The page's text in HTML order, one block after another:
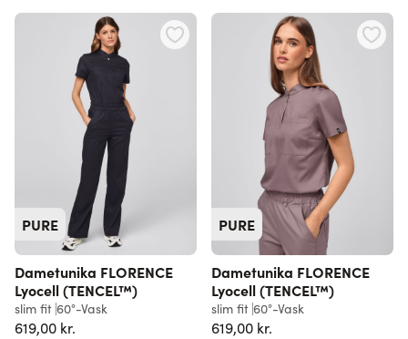
PURE
Dametunika FLORENCE
Lyocell (TENCEL™)
slim fit 60°-Vask
619,00 kr.
PURE
Dametunika FLORENCE
Lyocell (TENCEL™)
slim fit 60°-Vask
619,00 kr.